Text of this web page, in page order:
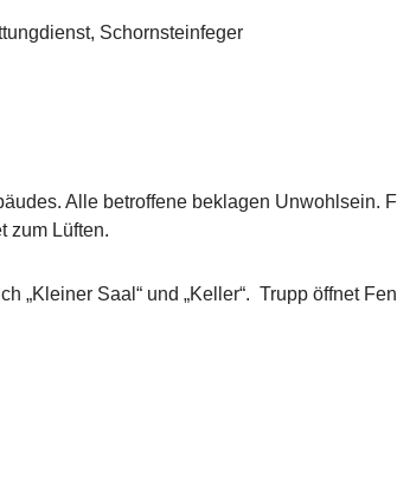
Schornsteinfeger
Alle betroffene beklagen Unwohlsein.
zum Lüften.
„Kleiner Saal“ und „Keller“. Trupp öffnet